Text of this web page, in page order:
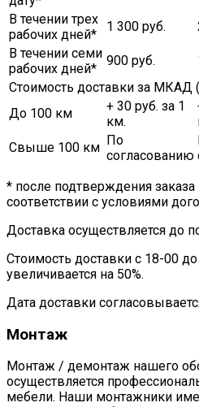
В течении трех
рабочих дней*
1 300 руб.
В течении семи
рабочих дней*
900 руб.
Стоимость доставки за МКАД
До 100 км
+ 30 руб. за 1
км.
Свыше 100 км По
согласованию
* после подтверждения
соответствии с условиями
Доставка осуществляется до
Стоимость доставки с 18-00
увеличивается на 50%.
Дата доставки
Монтаж
Монтаж / демонтаж нашего
осуществляется
мебели. Наши монтажники